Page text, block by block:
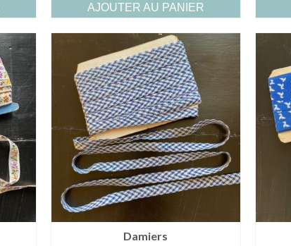
AJOUTER AU PANIER
Damiers